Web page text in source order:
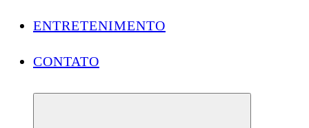
ENTRETENIMENTO
CONTATO